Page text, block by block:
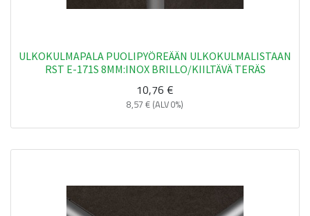
ULKOKULMAPALA PUOLIPYÖREÄÄN ULKOKULMALISTAAN
RST E-171S 8MM:INOX BRILLO/KIILTÄVÄ TERÄS
10,76 €
8,57 € (ALV 0%)